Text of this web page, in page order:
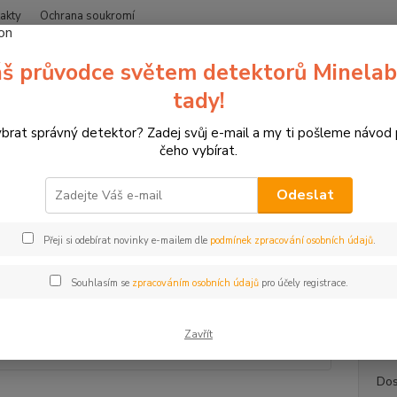
Ochrana soukromí
Hledat
pro sportovní lukostřelbu 3D terče Leitold Zábavné terče
terčů k vybarvení, edice
TOP produkt
průvodce světem detektorů
tady!
správný detektor? Zadej svůj e-mail a my ti pošleme návod
čeho vybírat.
Odeslat
Přeji si odebírat novinky e-mailem dle podmínek zpracování osobních údajů.
Souhlasím se zpracováním osobních údajůpro účely registrace.
Zavřít